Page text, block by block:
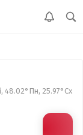
48.02°Пн, 25.97°Сх